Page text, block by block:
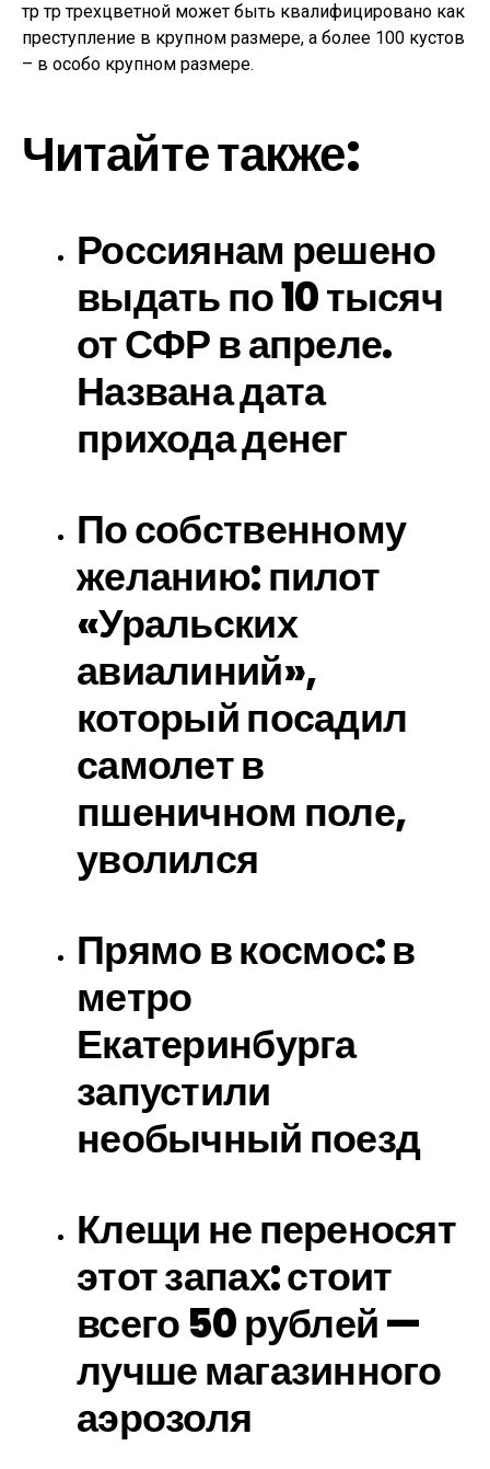
тр тр трехцветной может быть квалифицировано как
преступление в крупном размере, а более 100 кустов
– в особо крупном размере.
Читайте также:
Россиянам решено
выдать по 10 тысяч
от СФР в апреле.
Названа дата
прихода денег
По собственному
желанию: пилот
«Уральских
авиалиний»,
который посадил
самолет в
пшеничном поле,
уволился
Прямо в космос: в
метро
Екатеринбурга
запустили
необычный поезд
Клещи не переносят
этот запах: стоит
всего 50 рублей —
лучше магазинного
аэрозоля